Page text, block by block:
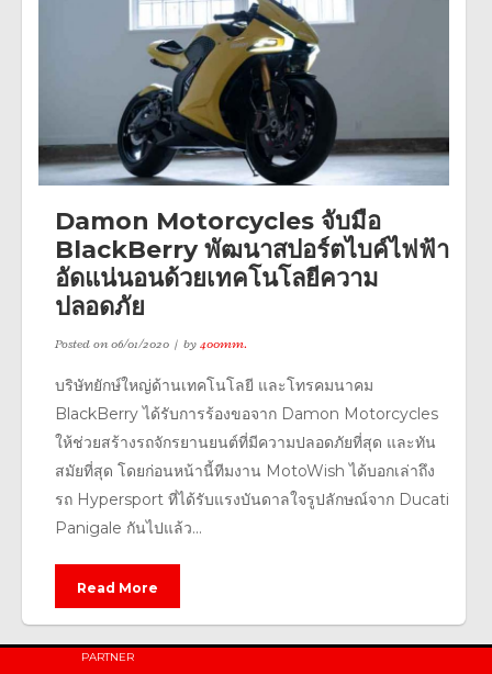
Damon Motorcycles จับมือ
BlackBerry พัฒนาสปอร์ตไบค์ไฟฟ้า
อัดแน่นอนด้วยเทคโนโลยีความ
ปลอดภัย
Posted on06/01/2020 by400mm.
บริษัทยักษ์ใหญ่ด้านเทคโนโลยี และโทรคมนาคม
BlackBerry ได้รับการร้องขอจาก Damon Motorcycles
ให้ช่วยสร้างรถจักรยานยนต์ที่มีความปลอดภัยที่สุด และทัน
สมัยที่สุด โดยก่อนหน้านี้ทีมงาน MotoWish ได้บอกเล่าถึง
รถ Hypersport ที่ได้รับแรงบันดาลใจรูปลักษณ์จาก Ducati
Panigale กันไปแล้ว...
Read More
PARTNER